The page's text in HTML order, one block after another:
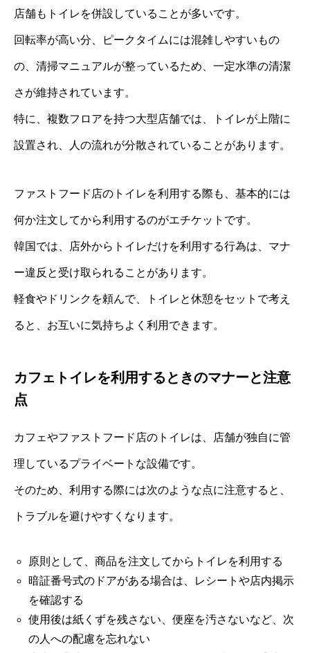
店舗もトイレを併設していることが多いです。
回転率が高い分、ピークタイムには混雑しやすいもの
の、清掃マニュアルが整っているため、一定水準の清潔
さが維持されています。
特に、複数フロアを持つ大型店舗では、トイレが上階に
設置され、人の流れが分散されていることがあります。
ファストフード店のトイレを利用する際も、基本的には
何か注文してから利用するのがエチケットです。
韓国では、店外からトイレだけを利用する行為は、マナ
ー違反と受け取られることがあります。
軽食やドリンクを頼んで、トイレと休憩をセットで考え
ると、お互いに気持ちよく利用できます。
カフェトイレを利用するときのマナーと注意
点
カフェやファストフード店のトイレは、店舗が独自に管
理しているプライベートな設備です。
そのため、利用する際には次のような点に注意すると、
トラブルを避けやすくなります。
原則として、商品を注文してからトイレを利用する
暗証番号式のドアがある場合は、レシートや店内掲示
を確認する
使用後は紙くずを残さない、便座を汚さないなど、次
の人への配慮を忘れない